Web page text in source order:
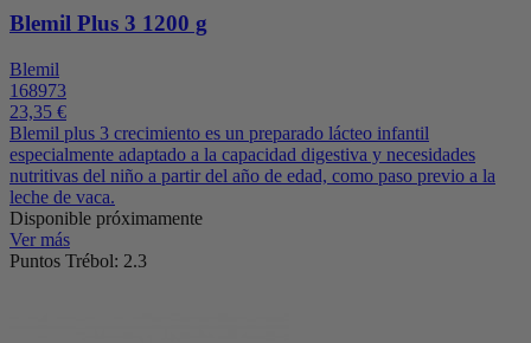
Blemil Plus 3 1200 g
Blemil
168973
23,35 €
Blemil plus 3 crecimiento es un preparado lácteo infantil
especialmente adaptado a la capacidad digestiva y necesidades
nutritivas del niño a partir del año de edad, como paso previo a la
leche de vaca.
Disponible próximamente
Ver más
Puntos Trébol: 2.3